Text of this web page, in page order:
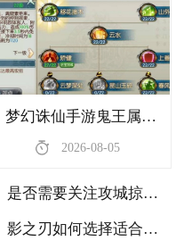
梦幻诛仙手游鬼王属性加点怎么分配
2026-08-05
是否需要关注攻城掠地周泰软醒
影之刃如何选择适合左殇轻羽的剑阵装备